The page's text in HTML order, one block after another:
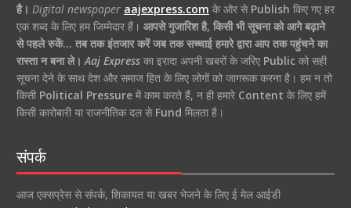
है। Digital newspaper aajexpress.com के ओर से Publish किए गए हर
एक शब्द के लिए हम जिम्मेदार हैं। आपसे गुजारिश है, किसी भी सूचना को आगे बढ़ाने
से पहले रुकें… तब तक इंतजार करें जब तक सच्चाई हमारे द्वारा आप तक पहुंचने का
रास्ता न बना ले। Aaj Expressका इरादा अपनी खबरों के जरिए Publicको सही
सूचना देने के साथ देश और समाज हित के लिए लोगों को जागरूक करना है। हम न तो
किसी Political Pressureमें काम करते हैं, न ही हमारे Content के लिए हमें
किसी कारोबारी या राजनीतिक दल से Fund मिलता है।
संपर्क
आज एक्सप्रेस से संपर्क, शिकायत या खबर भेजने के लिए ई मेल आईडी